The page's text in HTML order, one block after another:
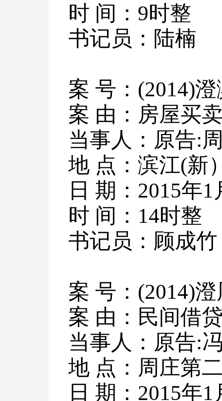
时 间： 9时整
书记员：陆楠
案 号： (2014)澄
案 由：房屋买
当事人：原告:
地 点：滨江(新
日 期： 2015年1
时 间： 14时整
书记员：顾成竹
案 号： (2014)澄
案 由：民间借
当事人：原告:
地 点：周庄第
日 期： 2015年1